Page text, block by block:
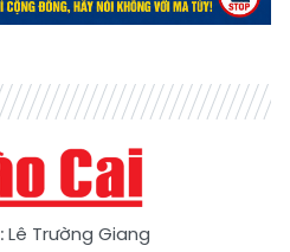
: Lê Trường Giang